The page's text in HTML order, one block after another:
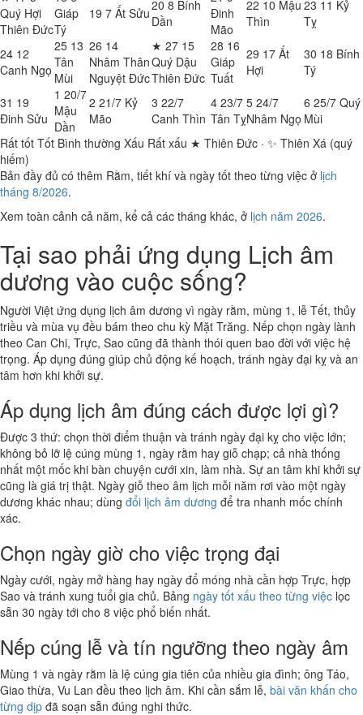
Quý Hợi
Thiên Đức
Giáp
Tý
19 7 Ất Sửu20 8 Bính
Dần
Đinh
Mão
22 10 Mậu
Thìn
23 11 Kỷ
Tỵ
24 12
Canh Ngọ
25 13
Tân
Mùi
26 14
Nhâm Thân
Nguyệt Đức
★ 27 15
Quý Dậu
Thiên Đức
28 16
Giáp
Tuất
29 17 Ất
Hợi
30 18 Bính
Tý
31 19
Đinh Sửu
1 20/7
Mậu
Dần
2 21/7 Kỷ
Mão
3 22/7
Canh Thìn
4 23/7
Tân Tỵ
5 24/7
Nhâm Ngọ
6 25/7 Quý
Mùi
Rất tốt Tốt Bình thường Xấu Rất xấu ★ Thiên Đức · ✨ Thiên Xá (quý
hiếm)
Bản đầy đủ có thêm Rằm, tiết khí và ngày tốt theo từng việc ở lịch
tháng 8/2026.
Xem toàn cảnh cả năm, kể cả các tháng khác, ở lịch năm 2026.
Tại sao phải ứng dụng Lịch âm
dương vào cuộc sống?
Người Việt ứng dụng lịch âm dương vì ngày rằm, mùng 1, lễ Tết, thủy
triều và mùa vụ đều bám theo chu kỳ Mặt Trăng. Nếp chọn ngày lành
theo Can Chi, Trực, Sao cũng đã thành thói quen bao đời với việc hệ
trọng. Áp dụng đúng giúp chủ động kế hoạch, tránh ngày đại kỵ và an
tâm hơn khi khởi sự.
Áp dụng lịch âm đúng cách được lợi gì?
Được 3 thứ: chọn thời điểm thuận và tránh ngày đại kỵ cho việc lớn;
không bỏ lỡ lệ cúng mùng 1, ngày rằm hay giỗ chạp; cả nhà thống
nhất một mốc khi bàn chuyện cưới xin, làm nhà. Sự an tâm khi khởi sự
cũng là giá trị thật. Ngày giỗ theo âm lịch mỗi năm rơi vào một ngày
dương khác nhau; dùng đổi lịch âm dương để tra nhanh mốc chính
xác.
Chọn ngày giờ cho việc trọng đại
Ngày cưới, ngày mở hàng hay ngày đổ móng nhà cần hợp Trực, hợp
Sao và tránh xung tuổi gia chủ. Bảng ngày tốt xấu theo từng việc lọc
sẵn 30 ngày tới cho 8 việc phổ biến nhất.
Nếp cúng lễ và tín ngưỡng theo ngày âm
Mùng 1 và ngày rằm là lệ cúng gia tiên của nhiều gia đình; ông Táo,
Giao thừa, Vu Lan đều theo lịch âm. Khi cần sắm lễ, bài văn khấn cho
từng dịp đã soạn sẵn đúng nghi thức.